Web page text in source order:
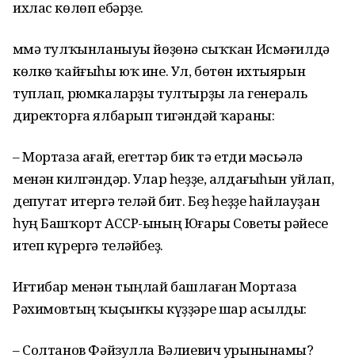
ихлас көлөп ебәрҙе.
Әммә тулҡынланыуы йөҙөнә сыҡҡан Исмәғилдә
көлкө ҡайғыһы юҡ ине. Ул, бөтөн ихтыярын
туплап, рюмкаларҙы тултырҙы ла гене­раль
директорға ялбарып тигәндәй ҡараны:
– Мортаза ағай, егеттәр бик тә етди мәсьә­лә
менән килгәндәр. Улар һеҙҙе, ал­дағыһын уйлап,
депутат итергә теләй бит. Беҙ һеҙҙе һайлауҙан
һуң Башҡорт АССР-ының Юғары Советы рәйесе
итеп күрергә теләйбеҙ.
Иғтибар менән тыңлай башлаған Мортаза
Рәхимовтың ҡыҫынҡы күҙҙәре шар асылды:
– Солтанов Фәйзулла Вәлиевич урынынамы?